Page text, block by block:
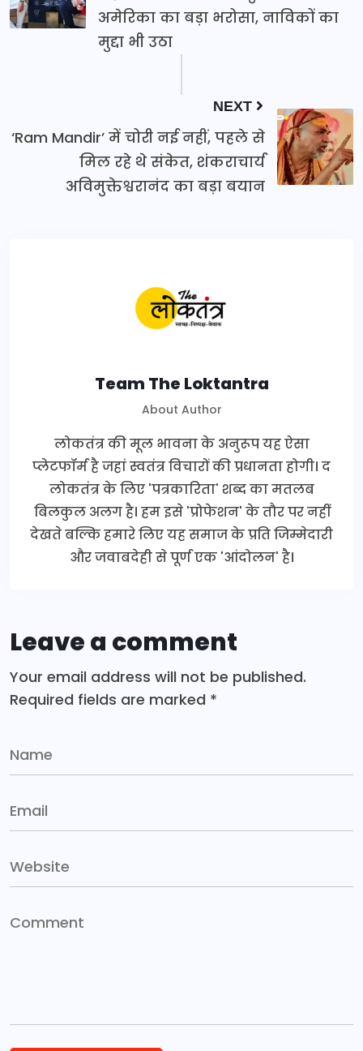
अमेरिका का बड़ा भरोसा, नाविकों का
मुद्दा भी उठा
NEXT
‘Ram Mandir’ में चोरी नई नहीं, पहले से
मिल रहे थे संकेत, शंकराचार्य
अविमुक्तेश्वरानंद का बड़ा बयान
Team The Loktantra
About Author
लोकतंत्र की मूल भावना के अनुरूप यह ऐसा
प्लेटफॉर्म है जहां स्वतंत्र विचारों की प्रधानता होगी। द
लोकतंत्र के लिए 'पत्रकारिता' शब्द का मतलब
बिलकुल अलग है। हम इसे 'प्रोफेशन' के तौर पर नहीं
देखते बल्कि हमारे लिए यह समाज के प्रति जिम्मेदारी
और जवाबदेही से पूर्ण एक 'आंदोलन' है।
Leave a comment
Your email address will not be published.
Required fields are marked *